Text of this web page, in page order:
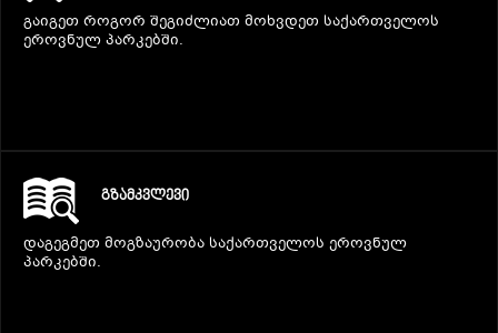
გაიგეთ როგორ შეგიძლიათ მოხვდეთ საქართველოს
ეროვნულ პარკებში.
ᲒᲖᲐᲛᲙᲕᲚᲔᲕᲘ
დაგეგმეთ მოგზაურობა საქართველოს ეროვნულ
პარკებში.